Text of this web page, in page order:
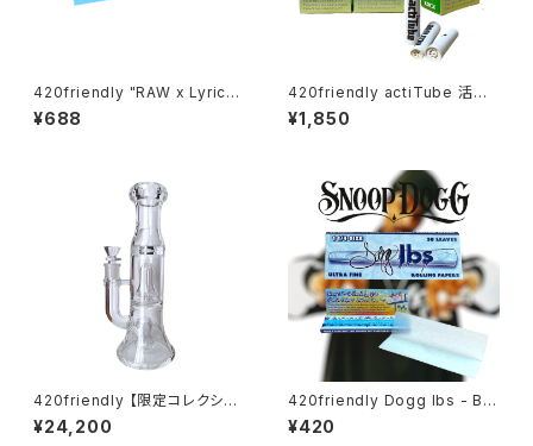
420friendly "RAW x Lyrica
l" レモネードペーパー Lemon
ade Papers / 420shibuya
¥688
420friendly actiTube 活性
炭フィルター ３箱セット/EXTRA
SLIM [ エクストラスリム：6mm
¥1,850
420friendly 【限定コレクショ
ン】EG Glass - Double Perc
Glass Bong / ガラスボング (2
¥24,200
420friendly Dogg lbs - Blu
e Paisley Rolling Papers /
1¼サイズ・50枚入
¥420